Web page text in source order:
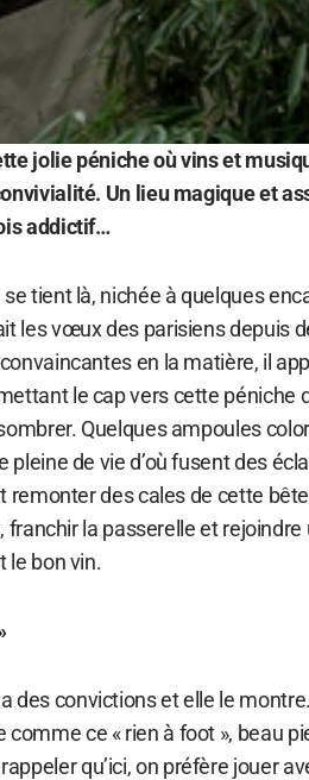
jolie péniche où vins et
Un lieu magique et
addictif…
tient là, nichée à quelques
les vœux des parisiens depuis
en la matière, il
le cap vers cette péniche
Quelques ampoules
de vie d’où fusent des
des cales de cette bête
la passerelle et rejoindre
le bon vin.
des convictions et elle le
ce « rien à foot », beau
qu’ici, on préfère jouer